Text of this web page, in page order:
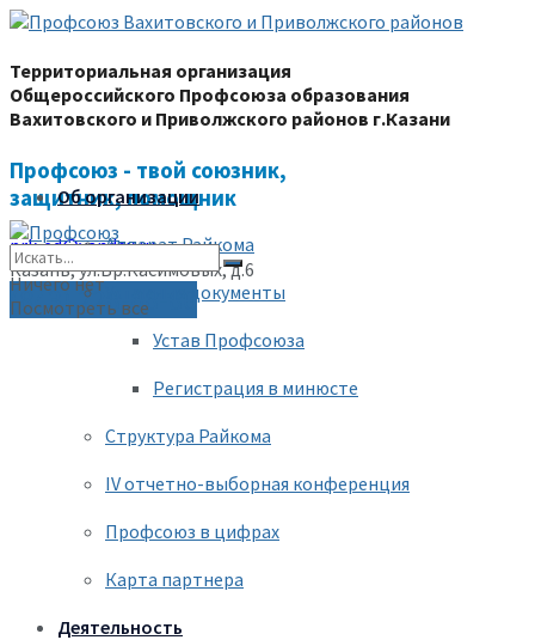
Территориальная организация
Общероссийского Профсоюза образования
Вахитовского и Приволжского районов г.Казани
Профсоюз - твой союзник,
защитник, помощник
prk-ed@yandex.ru
Казань, ул.Бр.Касимовых, д.6
(843) 228-68-80
Об организации
Аппарат Райкома
Уставные документы
Устав Профсоюза
Регистрация в минюсте
Структура Райкома
IV отчетно-выборная конференция
Профсоюз в цифрах
Карта партнера
Деятельность
Ничего нет
Посмотреть все